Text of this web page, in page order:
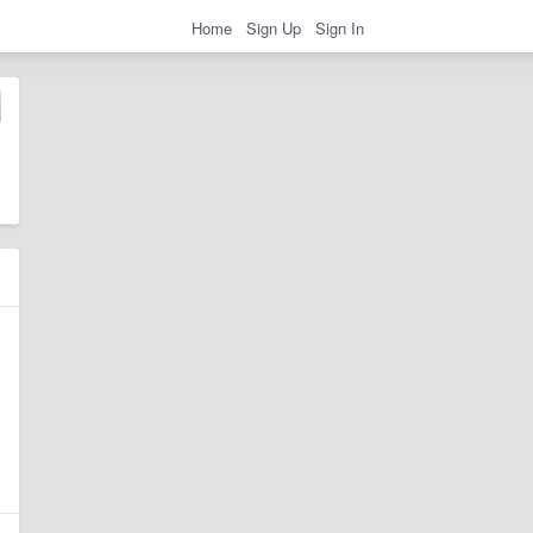
Home Sign Up Sign In